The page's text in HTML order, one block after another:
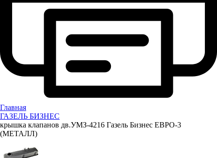
Главная
ГАЗЕЛЬ БИЗНЕС
крышка клапанов дв.УМЗ-4216 Газель Бизнес ЕВРО-3
(МЕТАЛЛ)